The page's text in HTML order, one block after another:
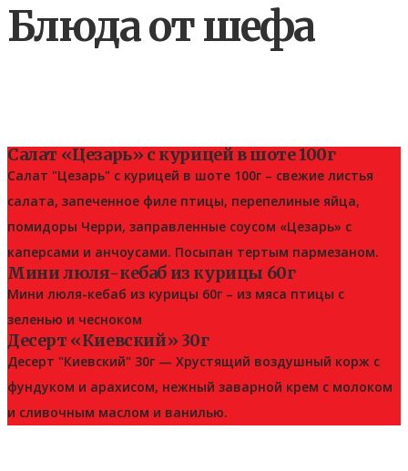
Блюда от шефа
Салат «Цезарь» с курицей в шоте 100г
Салат "Цезарь" с курицей в шоте 100г – свежие листья
салата, запеченное филе птицы, перепелиные яйца,
помидоры Черри, заправленные соусом «Цезарь» с
каперсами и анчоусами. Посыпан тертым пармезаном.
Мини люля-кебаб из курицы 60г
Мини люля-кебаб из курицы 60г – из мяса птицы с
зеленью и чесноком
Десерт «Киевский» 30г
Десерт "Киевский" 30г — Хрустящий воздушный корж с
фундуком и арахисом, нежный заварной крем с молоком
и сливочным маслом и ванилью.